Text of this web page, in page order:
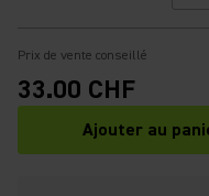
Prix de vente conseillé
33.00 CHF
Ajouter au